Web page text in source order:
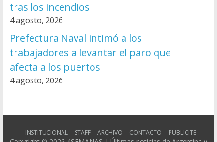
tras los incendios
4 agosto, 2026
Prefectura Naval intimó a los
trabajadores a levantar el paro que
afecta a los puertos
4 agosto, 2026
INSTITUCIONAL STAFF ARCHIVO CONTACTO PUBLICITE